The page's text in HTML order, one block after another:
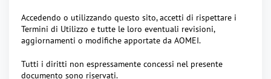
Accedendo o utilizzando questo sito, accetti di rispettare i
Termini di Utilizzo e tutte le loro eventuali revisioni,
aggiornamenti o modifiche apportate da AOMEI.
Tutti i diritti non espressamente concessi nel presente
documento sono riservati.